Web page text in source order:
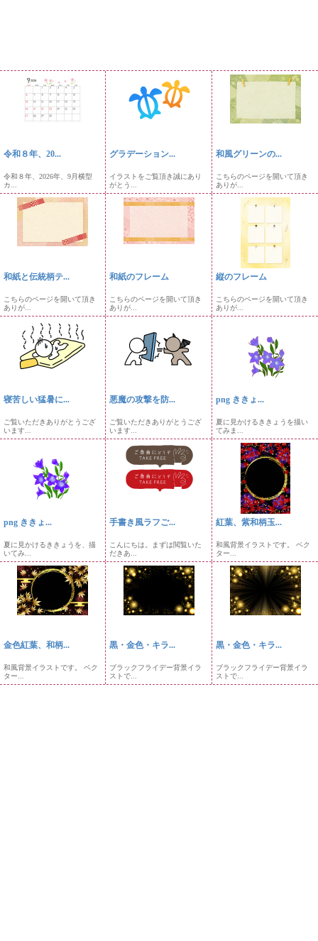
令和８年、20...
令和８年、2026年、9月横型
カ...
グラデーション...
イラストをご覧頂き誠にあり
がとう...
和風グリーンの...
こちらのページを開いて頂き
ありが...
和紙と伝統柄テ...
こちらのページを開いて頂き
ありが...
和紙のフレーム
こちらのページを開いて頂き
ありが...
縦のフレーム
こちらのページを開いて頂き
ありが...
寝苦しい猛暑に...
ご覧いただきありがとうござ
います...
悪魔の攻撃を防...
ご覧いただきありがとうござ
います...
png ききょ...
夏に見かけるききょうを描い
てみま...
png ききょ...
夏に見かけるききょうを、描
いてみ...
手書き風ラフご...
こんにちは。まずは閲覧いた
だきあ...
紅葉、紫和柄玉...
和風背景イラストです。 ベク
ター...
金色紅葉、和柄...
和風背景イラストです。 ベク
ター...
黒・金色・キラ...
ブラックフライデー背景イラ
ストで...
黒・金色・キラ...
ブラックフライデー背景イラ
ストで...